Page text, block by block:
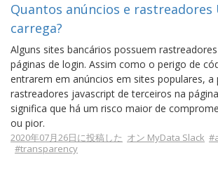
Quantos anúncios e rastreadores
carrega?
Alguns sites bancários possuem
páginas de login. Assim como o perigo de
entrarem em anúncios em sites populares, a
rastreadores javascript de terceiros na
significa que há um risco maior de
ou pior.
2020年07月26日に投稿した オン MyData Slack
#transparency